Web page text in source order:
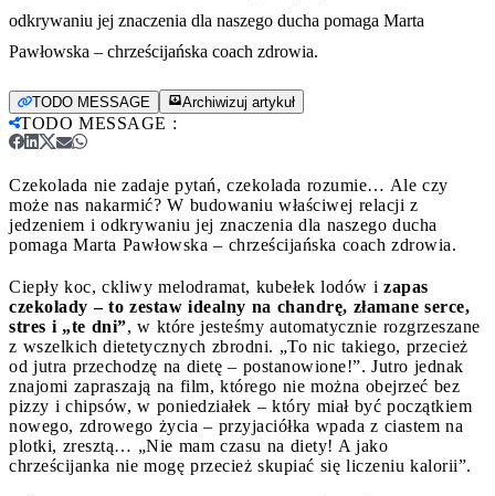
odkrywaniu jej znaczenia dla naszego ducha pomaga Marta
Pawłowska – chrześcijańska coach zdrowia.
TODO MESSAGE Archiwizuj artykuł
TODO MESSAGE :
Czekolada nie zadaje pytań, czekolada rozumie… Ale czy
może nas nakarmić? W budowaniu właściwej relacji z
jedzeniem i odkrywaniu jej znaczenia dla naszego ducha
pomaga Marta Pawłowska – chrześcijańska coach zdrowia.
Ciepły koc, ckliwy melodramat, kubełek lodów i zapas
czekolady – to zestaw idealny na chandrę, złamane serce,
stres i „te dni”, w które jesteśmy automatycznie rozgrzeszane
z wszelkich dietetycznych zbrodni. „To nic takiego, przecież
od jutra przechodzę na dietę – postanowione!”. Jutro jednak
znajomi zapraszają na film, którego nie można obejrzeć bez
pizzy i chipsów, w poniedziałek – który miał być początkiem
nowego, zdrowego życia – przyjaciółka wpada z ciastem na
plotki, zresztą… „Nie mam czasu na diety! A jako
chrześcijanka nie mogę przecież skupiać się liczeniu kalorii”.